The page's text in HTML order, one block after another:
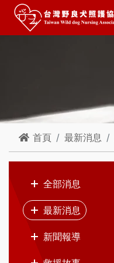
首頁 最新消息
全部消息
最新消息
新聞報導